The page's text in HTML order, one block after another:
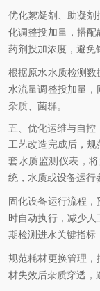
优化絮凝剂、助凝
化调整投加量，搭配
药剂投加浓度，避免
根据原水水质检测
水流量调整投加量
杂质、菌群。
五、优化运维与自控
工艺改造完成后，
套水质监测仪表，
统，水质或设备运行
固化设备运行流程
时自动执行，减少
期检测进水关键指标
规范耗材更换管理
材失效后杂质穿透，